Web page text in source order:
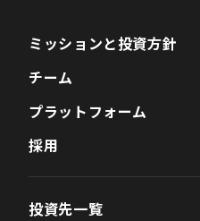
ミッションと投資方針
チーム
プラットフォーム
採用
投資先一覧